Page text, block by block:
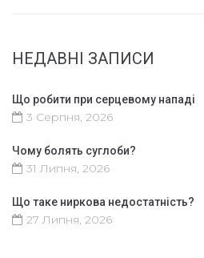
НЕДАВНІ ЗАПИСИ
Що робити при серцевому нападі
3 Серпня, 2026
Чому болять суглоби?
31 Липня, 2026
Що таке ниркова недостатність?
27 Липня, 2026